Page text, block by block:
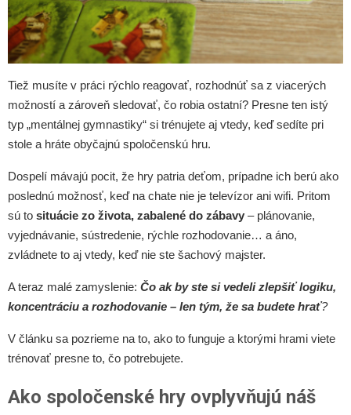
Tiež musíte v práci rýchlo reagovať, rozhodnúť sa z viacerých
možností a zároveň sledovať, čo robia ostatní? Presne ten istý
typ „mentálnej gymnastiky“ si trénujete aj vtedy, keď sedíte pri
stole a hráte obyčajnú spoločenskú hru.
Dospelí mávajú pocit, že hry patria deťom, prípadne ich berú ako
poslednú možnosť, keď na chate nie je televízor ani wifi. Pritom
sú to situácie zo života, zabalené do zábavy – plánovanie,
vyjednávanie, sústredenie, rýchle rozhodovanie… a áno,
zvládnete to aj vtedy, keď nie ste šachový majster.
A teraz malé zamyslenie: Čo ak by ste si vedeli zlepšiť logiku,
koncentráciu a rozhodovanie – len tým, že sa budete hrať?
V článku sa pozrieme na to, ako to funguje a ktorými hrami viete
trénovať presne to, čo potrebujete.
Ako spoločenské hry ovplyvňujú náš